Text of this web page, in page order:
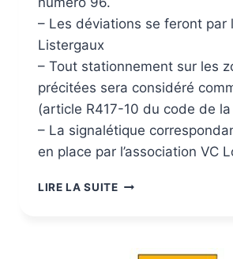
– Les déviations se feront par
Listergaux
– Tout stationnement sur les
précitées sera considéré
(article R417-10 du code de
– La signalétique
en place par l’association VC
LIRE LA SUITE